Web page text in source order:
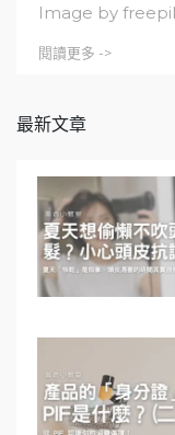
Image by
閱讀更多 ->
最新文章